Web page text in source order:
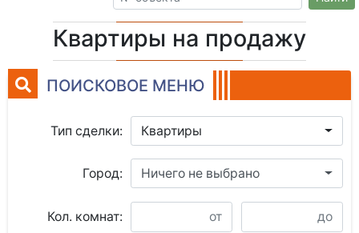
Квартиры на продажу
ПОИСКОВОЕ МЕНЮ
Тип сделки: Квартиры
Город: Ничего не выбрано
Кол. комнат: